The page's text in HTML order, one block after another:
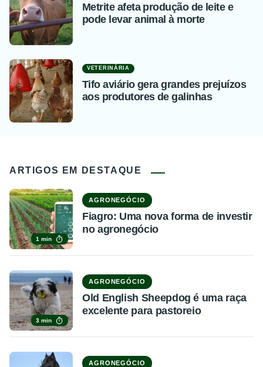
Metrite afeta produção de leite e
pode levar animal à morte
VETERINÁRIA
Tifo aviário gera grandes prejuízos
aos produtores de galinhas
ARTIGOS EM DESTAQUE
1 min
AGRONEGÓCIO
Fiagro: Uma nova forma de investir
no agronegócio
3 min
AGRONEGÓCIO
Old English Sheepdog é uma raça
excelente para pastoreio
AGRONEGÓCIO